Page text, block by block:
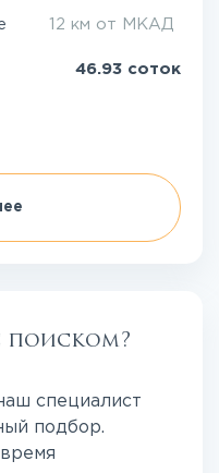
12 км от МКАД
46.93 соток
поиском?
специалист
подбор.